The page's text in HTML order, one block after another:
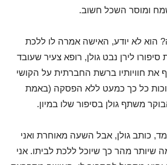
ומוסר השכל חשוב.
למה? הוא לא יודע, האישה אמרה לו ללכת
לירן נבט גולן, רופא צעיר שעובד
את חוויותיו ברשת החברתית על הקושי
כל כך כמעט ללא הפסקה (באמת
משתף גולן בסיפור שלו במיון.
כותב גולן, אבל השעה מאוחרת ואני
שיותר מהר כך שיוכל ללכת לביתו. אני